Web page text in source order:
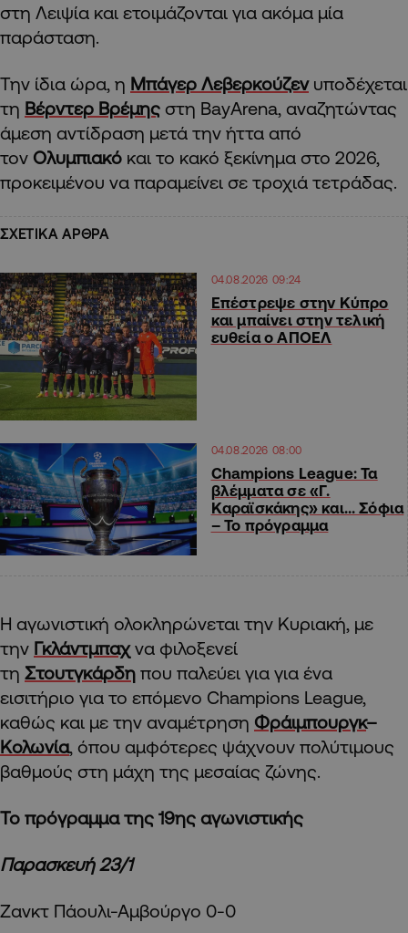
στη Λειψία και ετοιμάζονται για ακόμα μία
παράσταση.
Την ίδια ώρα, η Μπάγερ Λεβερκούζενυποδέχεται
τη Βέρντερ Βρέμης στη BayArena, αναζητώντας
άμεση αντίδραση μετά την ήττα από
τον Ολυμπιακό και το κακό ξεκίνημα στο 2026,
προκειμένου να παραμείνει σε τροχιά τετράδας.
ΣΧΕΤΙΚΑ ΑΡΘΡΑ
04.08.2026 09:24
Επέστρεψε στην Κύπρο
και μπαίνει στην τελική
ευθεία ο ΑΠΟΕΛ
04.08.2026 08:00
Champions League: Τα
βλέμματα σε «Γ.
Καραϊσκάκης» και… Σόφια
– Το πρόγραμμα
Η αγωνιστική ολοκληρώνεται την Κυριακή, με
την Γκλάντμπαχνα φιλοξενεί
τη Στουτγκάρδη που παλεύει για για ένα
εισιτήριο για το επόμενο Champions League,
καθώς και με την αναμέτρηση Φράιμπουργκ–
Κολωνία, όπου αμφότερες ψάχνουν πολύτιμους
βαθμούς στη μάχη της μεσαίας ζώνης.
Το πρόγραμμα της 19ης αγωνιστικής
Παρασκευή 23/1
Ζανκτ Πάουλι-Αμβούργο 0-0